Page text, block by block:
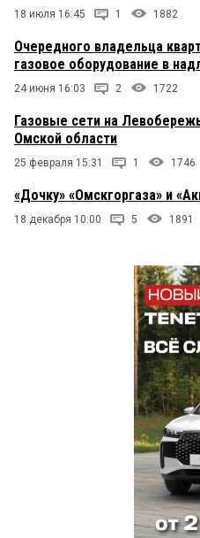
18 июля 16:45 1 1882
Очередного владельца
газовое оборудование в
24 июня 16:03 2 1722
Газовые сети на
Омской области
25 февраля 15:31 1 1746
«Дочку» «Омскгоргаза» и
18 декабря 10:00 5 1891